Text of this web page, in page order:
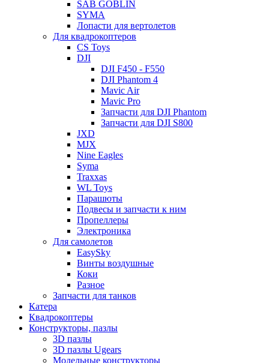
SAB GOBLIN
SYMA
Лопасти для вертолетов
Для квадрокоптеров
CS Toys
DJI
DJI F450 - F550
DJI Phantom 4
Mavic Air
Mavic Pro
Запчасти для DJI Phantom
Запчасти для DJI S800
JXD
MJX
Nine Eagles
Syma
Traxxas
WL Toys
Парашюты
Подвесы и запчасти к ним
Пропеллеры
Электроника
Для самолетов
EasySky
Винты воздушные
Коки
Разное
Запчасти для танков
Катера
Квадрокоптеры
Конструкторы, пазлы
3D пазлы
3D пазлы Ugears
Модельные конструкторы